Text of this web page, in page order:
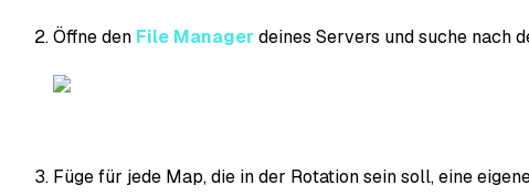
Öffne den File Manager deines Servers und suche nach
Füge für jede Map, die in der Rotation sein soll, eine